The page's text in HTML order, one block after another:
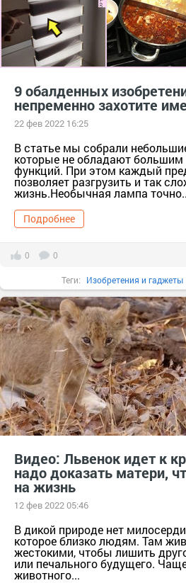
9 обалденных
непременно захотите
22 фев 2022 16:25
В статье мы собрали
которые не обладают большим
функций. При этом каждый
позволяет разгрузить и так
жизнь.Необычная лампа
Подробнее
0 0
Теги: Изобретения и гаджеты
Видео: Львенок идет к
надо доказать матери,
на жизнь
12 фев 2022 05:46
В дикой природе нет
которое близко людям. Там
жестокими, чтобы лишить
или печального будущего.
животного...